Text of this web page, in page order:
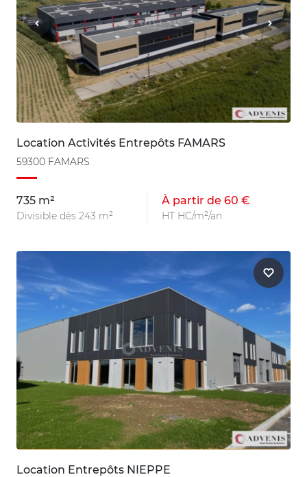
Location Activités Entrepôts FAMARS
59300 FAMARS
735 m²
Divisible dès 243 m²
À partir de 60 €
HT HC/m²/an
Location Entrepôts NIEPPE